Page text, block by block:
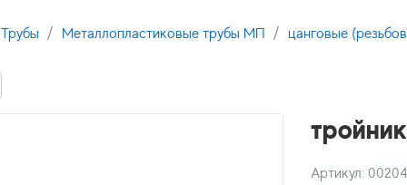
Трубы Металлопластиковые трубы МП цанговые
Артикул: